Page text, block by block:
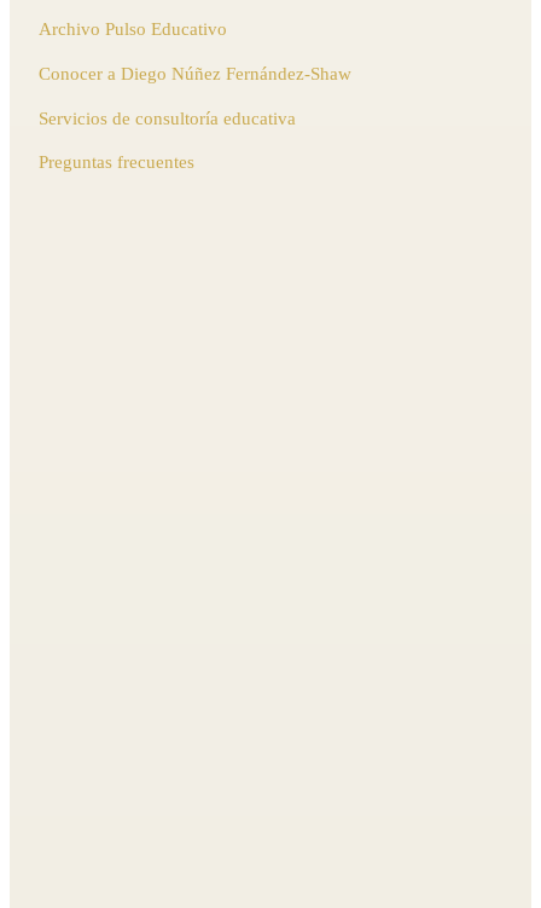
Archivo Pulso Educativo
Conocer a Diego Núñez Fernández-Shaw
Servicios de consultoría educativa
Preguntas frecuentes